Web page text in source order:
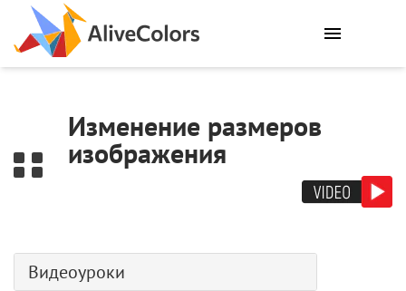
Изменение размеров
изображения
Видеоуроки